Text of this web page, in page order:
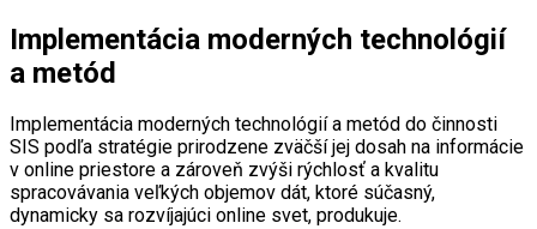
Implementácia moderných technológií
a metód
Implementácia moderných technológií a metód do činnosti
SIS podľa stratégie prirodzene zväčší jej dosah na informácie
v online priestore a zároveň zvýši rýchlosť a kvalitu
spracovávania veľkých objemov dát, ktoré súčasný,
dynamicky sa rozvíjajúci online svet, produkuje.